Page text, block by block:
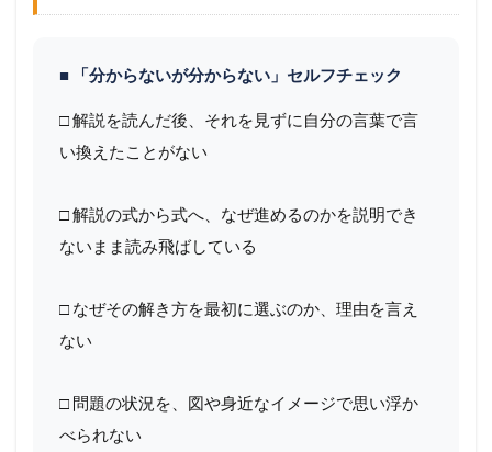
分
ら
い
4
タ
イ
に
分
る
2
■ 「分からないが分からない」セルフチェック
□ 解説を読んだ後、それを見ずに自分の言葉で言
い換えたことがない
□ 解説の式から式へ、なぜ進めるのかを説明でき
ないまま読み飛ばしている
□ なぜその解き方を最初に選ぶのか、理由を言え
ない
□ 問題の状況を、図や身近なイメージで思い浮か
べられない